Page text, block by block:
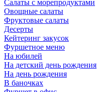
Салаты с морепродуктами
Овощные салаты
Фруктовые салаты
Десерты
Кейтеринг закусок
Фуршетное меню
На юбилей
На детский день рождения
На день рождения
В баночках